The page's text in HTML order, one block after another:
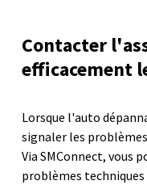
Contacter
efficacement
Lorsque l'auto
signaler les
Via SMConnect, vous
problèmes